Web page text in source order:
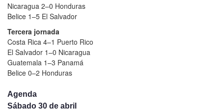
Nicaragua 2–0 Honduras
Belice 1–5 El Salvador
Tercera jornada
Costa Rica 4–1 Puerto Rico
El Salvador 1–0 Nicaragua
Guatemala 1–3 Panamá
Belice 0–2 Honduras
Agenda
Sábado 30 de abril